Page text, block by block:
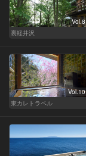
Vol.8
裏軽井沢
Vol.10
東カレトラベル